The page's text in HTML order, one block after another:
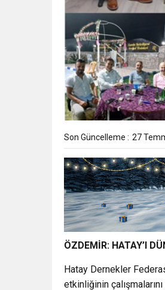
Son Güncelleme : 27
ÖZDEMİR: HATAY’I
Hatay Dernekler
etkinliğinin